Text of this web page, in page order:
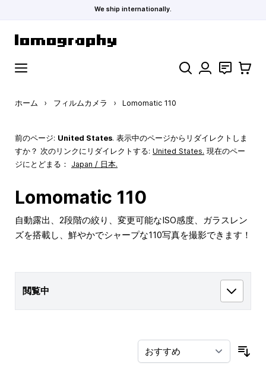
We ship internationally.
検索 お問い合わ
カート
ホーム › フィルムカメラ › Lomomatic 110
前のページ: United States. 表示中のページからリダイレクトしま
すか？ 次のリンクにリダイレクトする: United States. 現在のペー
ジにとどまる： Japan / 日本.
Lomomatic 110
自動露出、2段階の絞り、変更可能なISO感度、ガラスレン
ズを搭載し、鮮やかでシャープな110写真を撮影できます！
閲覧中